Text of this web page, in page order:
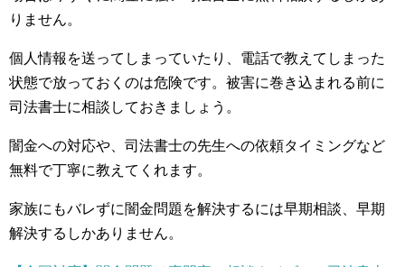
りません。
個人情報を送ってしまっていたり、電話で教えてしまった
状態で放っておくのは危険です。被害に巻き込まれる前に
司法書士に相談しておきましょう。
闇金への対応や、司法書士の先生への依頼タイミングなど
無料で丁寧に教えてくれます。
家族にもバレずに闇金問題を解決するには早期相談、早期
解決するしかありません。